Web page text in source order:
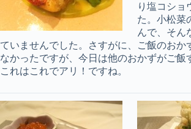
り塩コショ
た。小松菜
んで、そん
ていませんでした。さすがに、ご飯のおか
なかったですが、今日は他のおかずがご飯
これはこれでアリ！ですね。